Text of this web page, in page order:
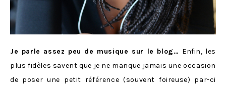
Je parle assez peu de musique sur le blog… Enfin, les
plus fidèles savent que je ne manque jamais une occasion
de poser une petit référence (souvent foireuse) par-ci